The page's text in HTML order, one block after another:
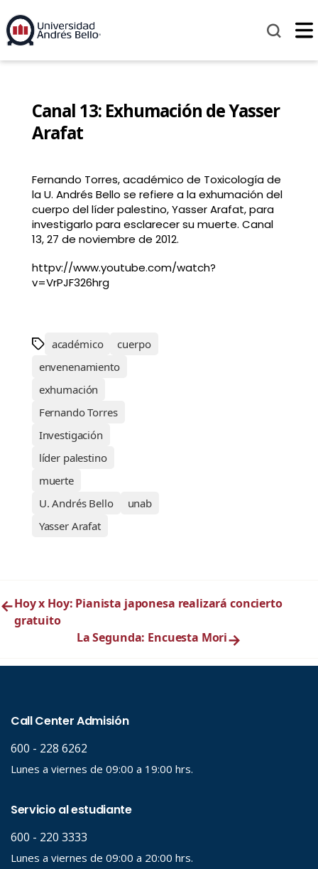
Canal 13: Exhumación de Yasser
Arafat
Fernando Torres, académico de Toxicología de
la U. Andrés Bello se refiere a la exhumación del
cuerpo del líder palestino, Yasser Arafat, para
investigarlo para esclarecer su muerte. Canal
13, 27 de noviembre de 2012.
httpv://www.youtube.com/watch?
v=VrPJF326hrg
académico
cuerpo
envenenamiento
exhumación
Fernando Torres
Investigación
líder palestino
muerte
U. Andrés Bello
unab
Yasser Arafat
←Hoy x Hoy: Pianista japonesa realizará concierto
gratuito
La Segunda: Encuesta Mori→